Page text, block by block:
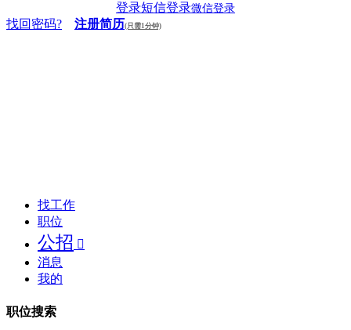
登录短信登录微信登录
找回密码? 注册简历(只需1分钟)
找工作
职位
公招 
消息
我的
职位搜索